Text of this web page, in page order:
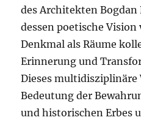
des Architekten
dessen poetische
Denkmal als Räume
Erinnerung und
Dieses
Bedeutung der
und historischen Erbes